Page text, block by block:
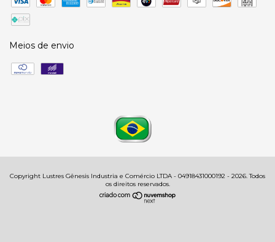
Meios de envio
Copyright Lustres Gênesis Industria e Comércio LTDA - 04918431000192 - 2026. Todos
os direitos reservados.